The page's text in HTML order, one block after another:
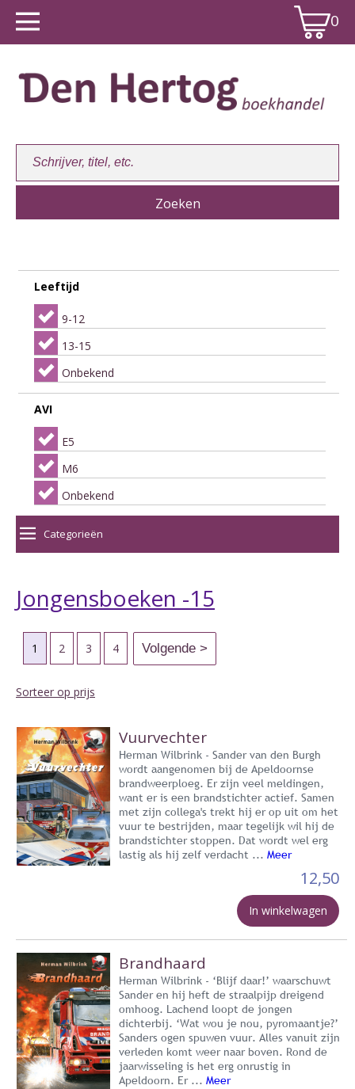
0
Winkelwagen:0
Leeftijd
9-12
13-15
Onbekend
AVI
E5
M6
Onbekend
Categorieën
Jongensboeken -15
1 2 3 4
Sorteer op prijs
Vuurvechter
Herman Wilbrink - Sander van den Burgh
wordt aangenomen bij de Apeldoornse
brandweerploeg. Er zijn veel meldingen,
want er is een brandstichter actief. Samen
met zijn collega's trekt hij er op uit om het
vuur te bestrijden, maar tegelijk wil hij de
brandstichter stoppen. Dat wordt wel erg
lastig als hij zelf verdacht ... Meer
12,50
In winkelwagen
Brandhaard
Herman Wilbrink - ‘Blijf daar!’ waarschuwt
Sander en hij heft de straalpijp dreigend
omhoog. Lachend loopt de jongen
dichterbij. ‘Wat wou je nou, pyromaantje?’
Sanders ogen spuwen vuur. Alles vanuit zijn
verleden komt weer naar boven. Rond de
jaarwisseling is het erg onrustig in
Apeldoorn. Er ... Meer